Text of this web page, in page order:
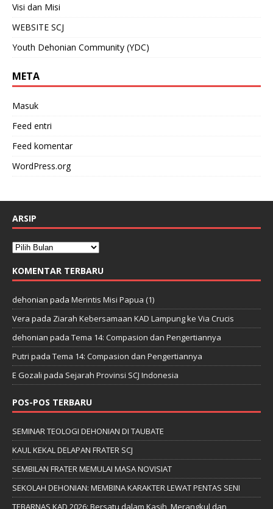
Visi dan Misi
WEBSITE SCJ
Youth Dehonian Community (YDC)
META
Masuk
Feed entri
Feed komentar
WordPress.org
ARSIP
KOMENTAR TERBARU
dehonian pada Merintis Misi Papua (1)
Vera pada Ziarah Kebersamaan KAD Lampung ke Via Crucis
dehonian pada Tema 14: Compasion dan Pengertiannya
Putri pada Tema 14: Compasion dan Pengertiannya
E Gozali pada Sejarah Provinsi SCJ Indonesia
POS-POS TERBARU
SEMINAR TEOLOGI DEHONIAN DI TAUBATE
KAUL KEKAL DELAPAN FRATER SCJ
SEMBILAN FRATER MEMULAI MASA NOVISIAT
SEKOLAH DEHONIAN: MEMBINA KARAKTER LEWAT PENTAS SENI
TEBARNAS KAD 2026: Bersatu dalam Kasih, Merangkul dan